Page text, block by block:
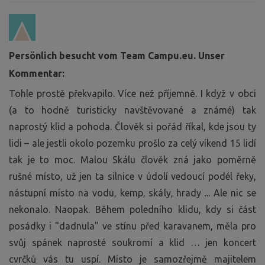
Persönlich besucht vom Team Campu.eu. Unser
Kommentar:
Tohle prostě překvapilo. Více než příjemně. I když v obci
(a to hodně turisticky navštěvované a známé) tak
naprostý klid a pohoda. Člověk si pořád říkal, kde jsou ty
lidi – ale jestli okolo pozemku prošlo za celý víkend 15 lidí
tak je to moc. Malou Skálu člověk zná jako poměrně
rušné místo, už jen ta silnice v údolí vedoucí podél řeky,
nástupní místo na vodu, kemp, skály, hrady ... Ale nic se
nekonalo. Naopak. Během poledního klidu, kdy si část
posádky i "dadnula" ve stínu před karavanem, měla pro
svůj spánek naprosté soukromí a klid … jen koncert
cvrčků vás tu uspí. Místo je samozřejmě majitelem